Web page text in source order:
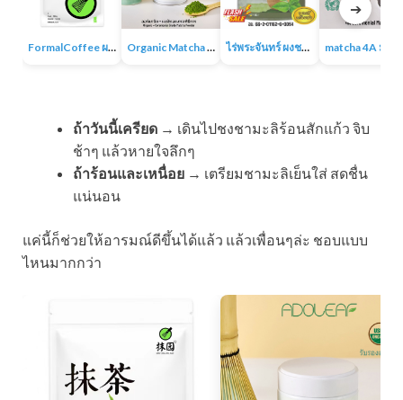
FormalCoffee ผงชาเขียวมัทฉะ แท้ 100% ญี่ปุ่น เกรดพรีเมี่ยม Matcha Green Tea Organic Matcha 4A+ผงชาเขียวมัทฉะเกรดพิธีการ ออร์แกนิก 100% ไม่มีน้ำตาล ไม่มีสารเติมแต่ง ไร่พระจันทร์ ผงชาเขียวมัทฉะ Matcha Powder 100% ไม่แต่งสี กลิ่น ไม่ผสมน้ำตาล
➔
ถ้าวันนี้เครียด → เดินไปชงชามะลิร้อนสักแก้ว จิบ
ช้าๆ แล้วหายใจลึกๆ
ถ้าร้อนและเหนื่อย → เตรียมชามะลิเย็นใส่ สดชื่น
แน่นอน
แค่นี้ก็ช่วยให้อารมณ์ดีขึ้นได้แล้ว แล้วเพื่อนๆล่ะ ชอบแบบ
ไหนมากกว่า